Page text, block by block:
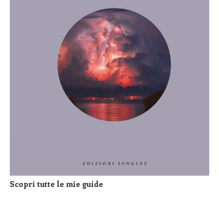
Scopri tutte le mie guide